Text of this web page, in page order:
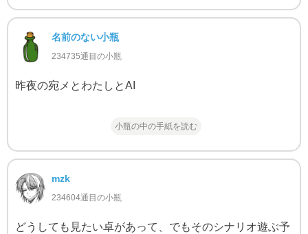
名前のない小瓶
234735通目の小瓶
昨夜の宛メとわたしとAI
小瓶の中の手紙を読む
mzk
234604通目の小瓶
どうしても見たい卓があって、でもそのシナリオ遊ぶ予